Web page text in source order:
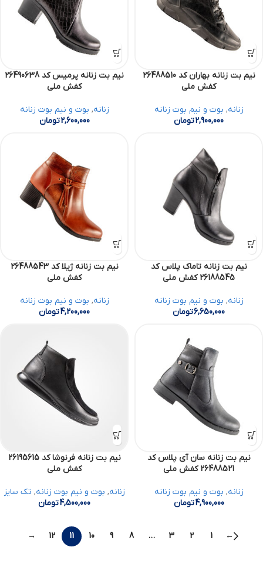
نیم بت زنانه بهاران کد 26488510
کفش ملی
زنانه, بوت و نیم بوت زنانه
2,900,000تومان
نیم بت زنانه پرمیس کد 26490638
کفش ملی
زنانه, بوت و نیم بوت زنانه
2,600,000تومان
نیم بت زنانه تاماک پلاس کد
26188545 کفش ملی
زنانه, بوت و نیم بوت زنانه
6,650,000تومان
نیم بت زنانه ژیلا کد 26488543
کفش ملی
زنانه, بوت و نیم بوت زنانه
4,200,000تومان
نیم بت زنانه سان آی پلاس کد
26488521 کفش ملی
زنانه, بوت و نیم بوت زنانه
4,900,000تومان
نیم بت زنانه فرنوشا کد 26195615
کفش ملی
زنانه, بوت و نیم بوت زنانه, تک سایز
4,500,000تومان
←
1
2
3
…
8
9
10
11
12
→